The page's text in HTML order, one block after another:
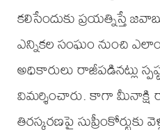
కలిసేందుకు ప్రయత్నిస్తే
ఎన్నికల సంఘం నుంచి
అధికారులు రాజీపడినట్లు
విమర్శించారు. కాగా
తిరస్కరణపై